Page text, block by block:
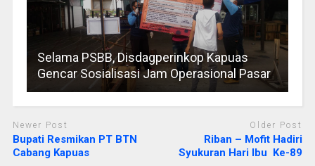
Selama PSBB, Disdagperinkop Kapuas
Gencar Sosialisasi Jam Operasional Pasar
Newer Post
Bupati Resmikan PT BTN
Cabang Kapuas
Older Post
Riban – Mofit Hadiri
Syukuran Hari Ibu Ke-89